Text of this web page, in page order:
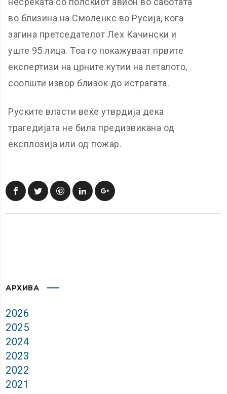
во близина на Смоленкс во Русија, кога
загина претседателот Лех Качински и
уште 95 лица. Тоа го покажуваат првите
експертизи на црните кутии на леталото,
соопшти извор близок до истрагата.
Руските власти веќе утврдија дека
трагедијата не била предизвикана од
експлозија или од пожар.
АРХИВА
2026
2025
2024
2023
2022
2021